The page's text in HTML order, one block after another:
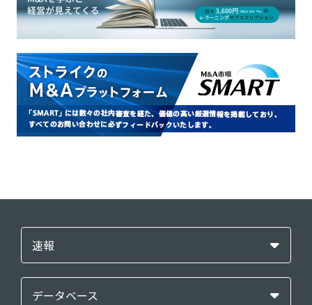
速報
データベース